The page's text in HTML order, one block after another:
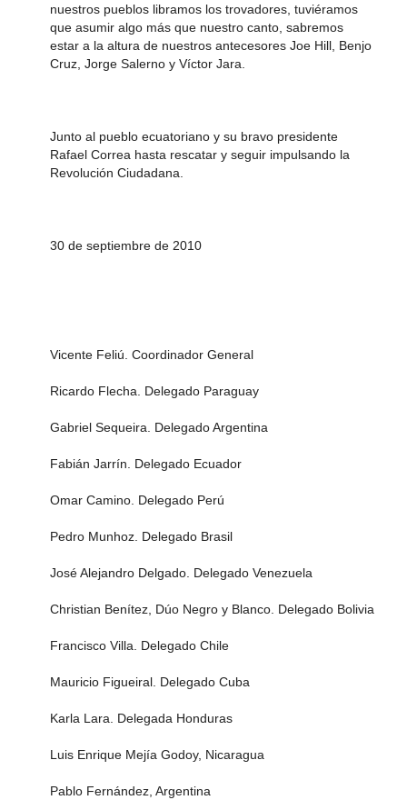
nuestros pueblos libramos los trovadores, tuviéramos
que asumir algo más que nuestro canto, sabremos
estar a la altura de nuestros antecesores Joe Hill, Benjo
Cruz, Jorge Salerno y Víctor Jara.
Junto al pueblo ecuatoriano y su bravo presidente
Rafael Correa hasta rescatar y seguir impulsando la
Revolución Ciudadana.
30 de septiembre de 2010
Vicente Feliú. Coordinador General
Ricardo Flecha. Delegado Paraguay
Gabriel Sequeira. Delegado Argentina
Fabián Jarrín. Delegado Ecuador
Omar Camino. Delegado Perú
Pedro Munhoz. Delegado Brasil
José Alejandro Delgado. Delegado Venezuela
Christian Benítez, Dúo Negro y Blanco. Delegado Bolivia
Francisco Villa. Delegado Chile
Mauricio Figueiral. Delegado Cuba
Karla Lara. Delegada Honduras
Luis Enrique Mejía Godoy, Nicaragua
Pablo Fernández, Argentina